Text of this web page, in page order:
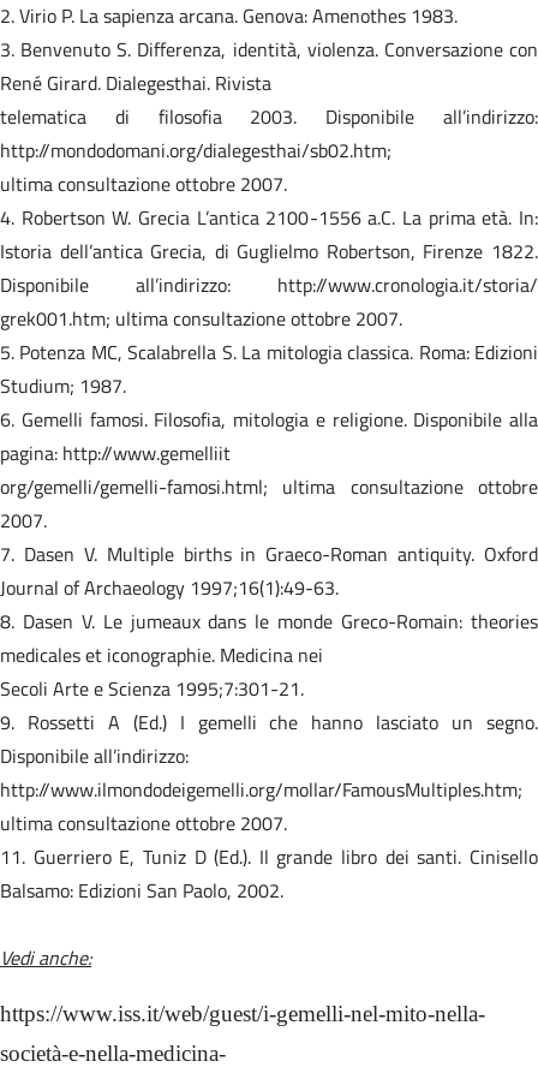
2. Virio P. La sapienza arcana. Genova: Amenothes 1983.
3. Benvenuto S. Differenza, identità, violenza. Conversazione con
René Girard. Dialegesthai. Rivista
telematica di filosofia 2003. Disponibile all’indirizzo:
http://mondodomani.org/dialegesthai/sb02.htm;
ultima consultazione ottobre 2007.
4. Robertson W. Grecia L’antica 2100-1556 a.C. La prima età. In:
Istoria dell’antica Grecia, di Guglielmo Robertson, Firenze 1822.
Disponibile all’indirizzo: http://www.cronologia.it/storia/
grek001.htm; ultima consultazione ottobre 2007.
5. Potenza MC, Scalabrella S. La mitologia classica. Roma: Edizioni
Studium; 1987.
6. Gemelli famosi. Filosofia, mitologia e religione. Disponibile alla
pagina: http://www.gemelliit
org/gemelli/gemelli-famosi.html; ultima consultazione ottobre
2007.
7. Dasen V. Multiple births in Graeco-Roman antiquity. Oxford
Journal of Archaeology 1997;16(1):49-63.
8. Dasen V. Le jumeaux dans le monde Greco-Romain: theories
medicales et iconographie. Medicina nei
Secoli Arte e Scienza 1995;7:301-21.
9. Rossetti A (Ed.) I gemelli che hanno lasciato un segno.
Disponibile all’indirizzo:
http://www.ilmondodeigemelli.org/mollar/FamousMultiples.htm;
ultima consultazione ottobre 2007.
11. Guerriero E, Tuniz D (Ed.). Il grande libro dei santi. Cinisello
Balsamo: Edizioni San Paolo, 2002.
Vedi anche:
https://www.iss.it/web/guest/i-gemelli-nel-mito-nella-
società-e-nella-medicina-